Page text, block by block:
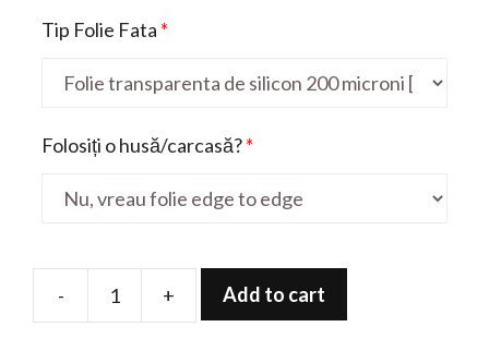
Tip Folie Fata *
Folosiți o husă/carcasă?*
-
Folie
+ Add to cart